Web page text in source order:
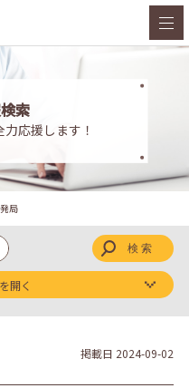
索
応援します！
局
開く
掲載日 2024-09-02